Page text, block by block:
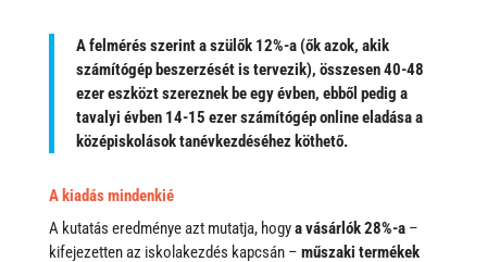
A felmérés szerint a szülők 12%-a (ők azok, akik
számítógép beszerzését is tervezik), összesen 40-48
ezer eszközt szereznek be egy évben, ebből pedig a
tavalyi évben 14-15 ezer számítógép online eladása a
középiskolások tanévkezdéséhez köthető.
A kiadás mindenkié
A kutatás eredménye azt mutatja, hogya vásárlók 28%-a–
kifejezetten az iskolakezdés kapcsán – műszaki termékek